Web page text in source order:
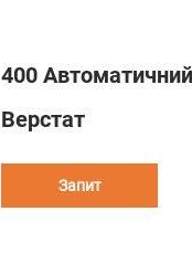
400
Верстат
Запит